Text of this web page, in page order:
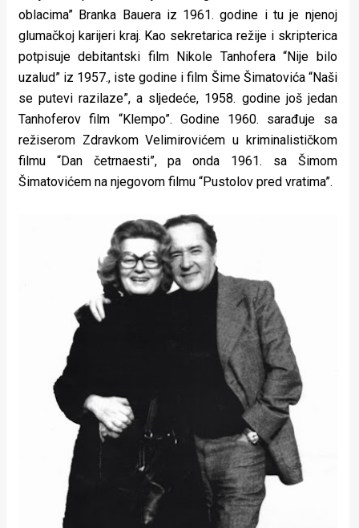
oblacima” Branka Bauera iz 1961. godine i tu je njenoj
glumačkoj karijeri kraj. Kao sekretarica režije i skripterica
potpisuje debitantski film Nikole Tanhofera “Nije bilo
uzalud” iz 1957., iste godine i film Šime Šimatovića “Naši
se putevi razilaze”, a sljedeće, 1958. godine još jedan
Tanhoferov film “Klempo”. Godine 1960. sarađuje sa
režiserom Zdravkom Velimirovićem u kriminalističkom
filmu “Dan četrnaesti”, pa onda 1961. sa Šimom
Šimatovićem na njegovom filmu “Pustolov pred vratima”.